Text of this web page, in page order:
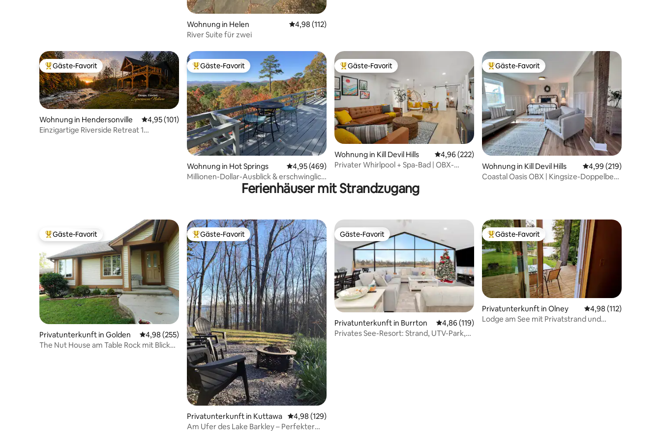
Wohnung in Helen Durchschnittliche Bewertung: 4,98 von 5, 112 Bewertungen
4,98 (112)
River Suite für zwei
Beliebter Gäste-Favorit.
Gäste-Favorit
Wohnung in Hendersonville Durchschnittliche Bewertung: 4,95 von 5, 101 Bewertungen
4,95 (101)
Einzigartige Riverside Retreat 1
Beliebter Gäste-Favorit.
Gäste-Favorit
Wohnung in Hot Springs Durchschnittliche Bewertung: 4,95 von 5, 469 Bewertungen
4,95 (469)
Millionen-Dollar-Ausblick & erschwinglich
mit Kingsize-Bett, WLAN
Beliebter Gäste-Favorit.
Gäste-Favorit
Wohnung in Kill Devil Hills Durchschnittliche Bewertung: 4,96 von 5, 222 Bewertungen
4,96 (222)
Privater Whirlpool + Spa-Bad | OBX-
Beliebter Gäste-Favorit.
Gäste-Favorit
Wohnung in Kill Devil Hills Durchschnittliche
4,99 (219)
Coastal Oasis OBX | Kingsize-Doppelbett,
Ferienhäuser mit Strandzugang
Beliebter Gäste-Favorit.
Gäste-Favorit
Privatunterkunft in Golden Durchschnittliche Bewertung: 4,98 von 5, 255 Bewertungen
4,98 (255)
The Nut House am Table Rock mit Blick
Beliebter Gäste-Favorit.
Gäste-Favorit
Privatunterkunft in Kuttawa Durchschnittliche Bewertung: 4,98 von 5, 129 Bewertungen
4,98 (129)
Am Ufer des Lake Barkley – Perfekter
Gäste-Favorit
Gäste-Favorit
Privatunterkunft in Burrton Durchschnittliche Bewertung: 4,86 von 5, 119 Bewertungen
4,86 (119)
Privates See-Resort: Strand, UTV-Park,
Beliebter Gäste-Favorit.
Gäste-Favorit
Privatunterkunft in Olney Durchschnittliche
4,98 (112)
Lodge am See mit Privatstrand und